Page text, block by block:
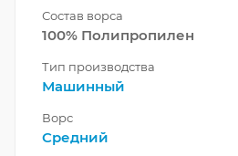
Состав ворса
100% Полипропилен
Тип производства
Машинный
Ворс
Средний